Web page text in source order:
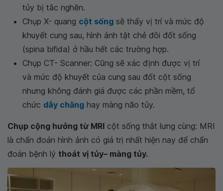
tủy bị tắc nghẽn.
Chụp X- quang cột sống sẽ thấy vị trí và mức độ
khuyết cung sau, hình ảnh tật chẻ đôi đốt sống
(spina bifida) ở hầu hết các trường hợp.
Chụp CT- Scanner: Cũng sẽ xác định được vị trí
và mức độ khuyết của cung sau đốt cột sống
nhưng không đánh giá được các phần mềm, tổ
chức dây chằng hay màng não tủy.
Chụp cộng hưởng từ MRI cột sống thắt lưng cùng: MRI
là chẩn đoán hình ảnh có giá trị nhất hiện nay để chẩn
đoán bệnh lý thoát vị tủy– màng tủy.